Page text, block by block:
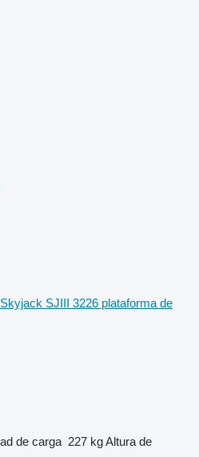
Skyjack SJIII 3226 plataforma de
de carga 227 kgAltura de